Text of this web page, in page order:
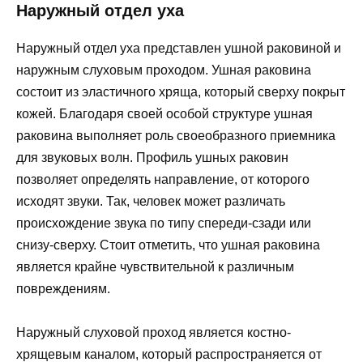
Наружный отдел уха
Наружный отдел уха представлен ушной раковиной и
наружным слуховым проходом. Ушная раковина
состоит из эластичного хряща, который сверху покрыт
кожей. Благодаря своей особой структуре ушная
раковина выполняет роль своеобразного приемника
для звуковых волн. Профиль ушных раковин
позволяет определять направление, от которого
исходят звуки. Так, человек может различать
происхождение звука по типу спереди-сзади или
снизу-сверху. Стоит отметить, что ушная раковина
является крайне чувствительной к различным
повреждениям.
Наружный слуховой проход является костно-
хрящевым каналом, который распространяется от